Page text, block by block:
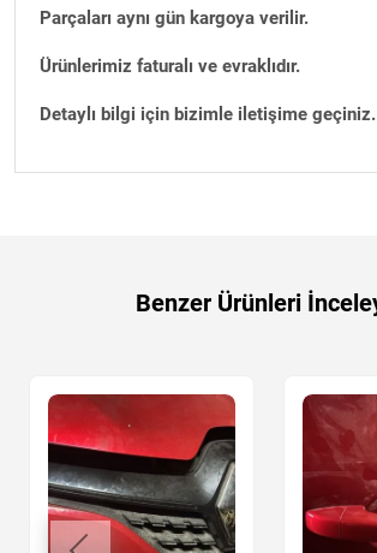
Parçaları aynı gün kargoya verilir.
Ürünlerimiz faturalı ve evraklıdır.
Detaylı bilgi için bizimle iletişime geçiniz.
Benzer Ürünleri